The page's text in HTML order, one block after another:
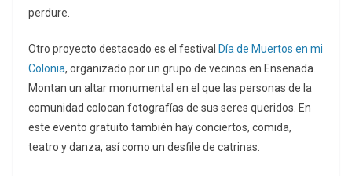
perdure.
Otro proyecto destacado es el festival Día de Muertos en mi
Colonia, organizado por un grupo de vecinos en Ensenada.
Montan un altar monumental en el que las personas de la
comunidad colocan fotografías de sus seres queridos. En
este evento gratuito también hay conciertos, comida,
teatro y danza, así como un desfile de catrinas.